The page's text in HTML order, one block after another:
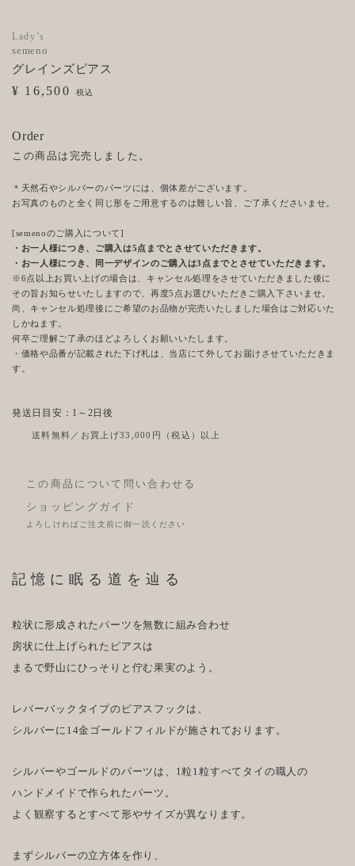
Lady’s
semeno
グレインズピアス
¥ 16,500 税込
Order
この商品は完売しました。
＊天然石やシルバーのパーツには、個体差がございます。
お写真のものと全く同じ形をご用意するのは難しい旨、ご了承くださいませ。
[semenoのご購入について]
・お一人様につき、ご購入は5点までとさせていただきます。
・お一人様につき、同一デザインのご購入は3点までとさせていただきます。
※6点以上お買い上げの場合は、キャンセル処理をさせていただきました後に
その旨お知らせいたしますので、再度5点お選びいただきご購入下さいませ。
尚、キャンセル処理後にご希望のお品物が完売いたしました場合はご対応いた
しかねます。
何卒ご理解ご了承のほどよろしくお願いいたします。
・価格や品番が記載された下げ札は、当店にて外してお届けさせていただきま
す。
発送日目安：1～2日後
送料無料／お買上げ33,000円（税込）以上
この商品について問い合わせる
ショッピングガイド
よろしければご注文前に御一読ください
記憶に眠る道を辿る
粒状に形成されたパーツを無数に組み合わせ
房状に仕上げられたピアスは
まるで野山にひっそりと佇む果実のよう。
レバーバックタイプのピアスフックは、
シルバーに14金ゴールドフィルドが施されております。
シルバーやゴールドのパーツは、1粒1粒すべてタイの職人の
ハンドメイドで作られたパーツ。
よく観察するとすべて形やサイズが異なります。
まずシルバーの立方体を作り、